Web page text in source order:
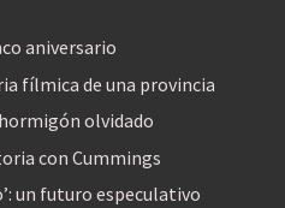
aniversario
fílmica de una provincia
olvidado
con Cummings
un futuro especulativo